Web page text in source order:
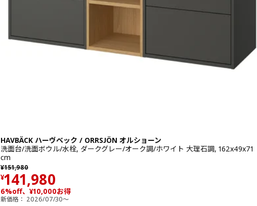
HAVBÄCK ハーヴベック / ORRSJÖN オルショーン
洗面台/洗面ボウル/水栓, ダークグレー/オーク調/ホワイト 大理石調, 162x49x71
cm
¥151,980
以前の価格 ¥ 151980
¥141,980
価格 ¥ 141980
6%off、¥10,000お得
新価格： 2026/07/30～